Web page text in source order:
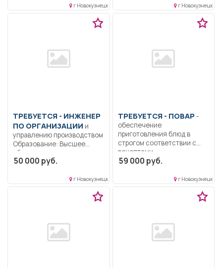
г Новокузнецк г Новокузнецк
ТРЕБУЕТСЯ - ИНЖЕНЕР
ПО ОРГАНИЗАЦИИ и
управлению производством
Образование: Высшее
образование —
специалитет,
50 000 руб.
г Новокузнецк
ТРЕБУЕТСЯ - ПОВАР
обеспечение
приготовления блюд в
строгом соответствии с
рецептами,...
59 000 руб.
г Новокузнецк